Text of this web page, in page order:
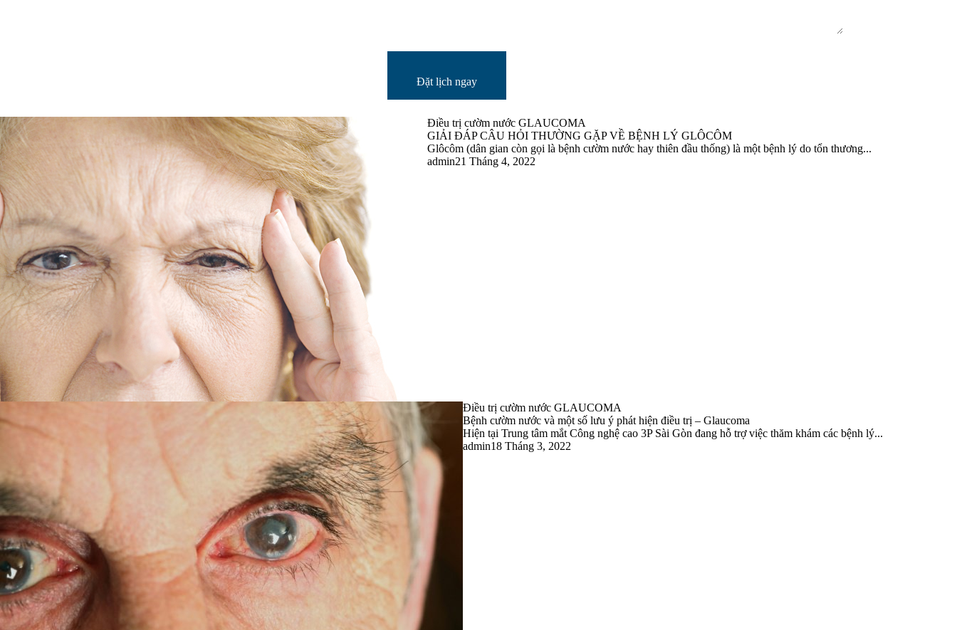
Đặt lịch ngay
Điều trị cườm nước GLAUCOMA
GIẢI ĐÁP CÂU HỎI THƯỜNG GẶP VỀ BỆNH LÝ GLÔCÔM
Glôcôm (dân gian còn gọi là bệnh cườm nước hay thiên đầu thống) là một bệnh lý do tổn thương...
admin21 Tháng 4, 2022
Điều trị cườm nước GLAUCOMA
Bệnh cườm nước và một số lưu ý phát hiện điều trị – Glaucoma
Hiện tại Trung tâm mắt Công nghệ cao 3P Sài Gòn đang hỗ trợ việc thăm khám các bệnh lý...
admin18 Tháng 3, 2022